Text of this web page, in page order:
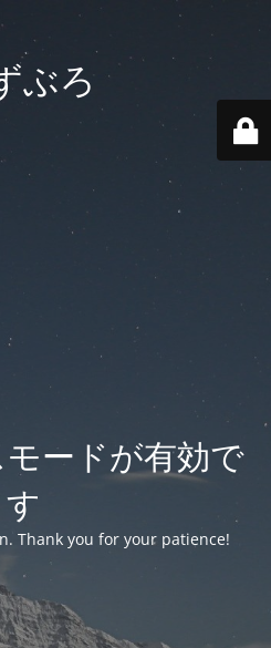
ぶろ
ードが有効で
す
Thank you for your patience!